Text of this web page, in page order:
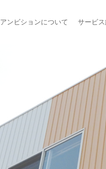
アンビションについて サービ